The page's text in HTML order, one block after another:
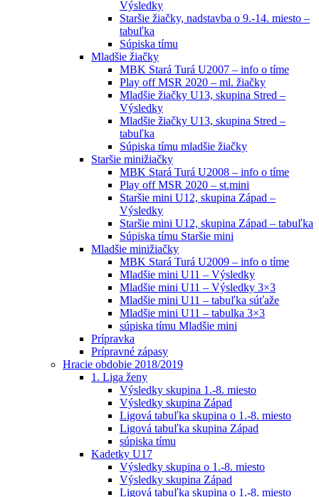
Výsledky
Staršie žiačky, nadstavba o 9.-14. miesto –
tabuľka
Súpiska tímu
Mladšie žiačky
MBK Stará Turá U2007 – info o tíme
Play off MSR 2020 – ml. žiačky
Mladšie žiačky U13, skupina Stred –
Výsledky
Mladšie žiačky U13, skupina Stred –
tabuľka
Súpiska tímu mladšie žiačky
Staršie minižiačky
MBK Stará Turá U2008 – info o tíme
Play off MSR 2020 – st.mini
Staršie mini U12, skupina Západ –
Výsledky
Staršie mini U12, skupina Západ – tabuľka
Súpiska tímu Staršie mini
Mladšie minižiačky
MBK Stará Turá U2009 – info o tíme
Mladšie mini U11 – Výsledky
Mladšie mini U11 – Výsledky 3×3
Mladšie mini U11 – tabuľka súťaže
Mladšie mini U11 – tabulka 3×3
súpiska tímu Mladšie mini
Prípravka
Prípravné zápasy
Hracie obdobie 2018/2019
1. Liga ženy
Výsledky skupina 1.-8. miesto
Výsledky skupina Západ
Ligová tabuľka skupina o 1.-8. miesto
Ligová tabuľka skupina Západ
súpiska tímu
Kadetky U17
Výsledky skupina o 1.-8. miesto
Výsledky skupina Západ
Ligová tabuľka skupina o 1.-8. miesto